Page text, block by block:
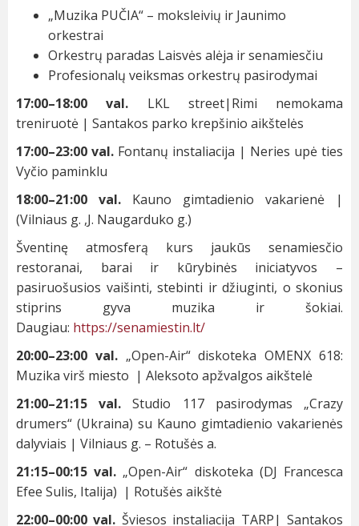
„Muzika PUČIA“ – moksleivių ir Jaunimo
orkestrai
Orkestrų paradas Laisvės alėja ir senamiesčiu
Profesionalų veiksmas orkestrų pasirodymai
17:00–18:00 val. LKL street|Rimi nemokama
treniruotė | Santakos parko krepšinio aikštelės
17:00–23:00 val. Fontanų instaliacija | Neries upė ties
Vyčio paminklu
18:00–21:00 val. Kauno gimtadienio vakarienė |
(Vilniaus g. ,J. Naugarduko g.)
Šventinę atmosferą kurs jaukūs senamiesčio
restoranai, barai ir kūrybinės iniciatyvos –
pasiruošusios vaišinti, stebinti ir džiuginti, o skonius
stiprins gyva muzika ir šokiai.
Daugiau: https://senamiestin.lt/
20:00–23:00 val.„Open-Air“ diskoteka OMENX 618:
Muzika virš miesto | Aleksoto apžvalgos aikštelė
21:00–21:15 val. Studio 117 pasirodymas „Crazy
drumers“ (Ukraina) su Kauno gimtadienio vakarienės
dalyviais | Vilniaus g. – Rotušės a.
21:15–00:15 val. „Open-Air“ diskoteka (DJ Francesca
Efee Sulis, Italija) | Rotušės aikštė
22:00–00:00 val. Šviesos instaliacija TARP| Santakos